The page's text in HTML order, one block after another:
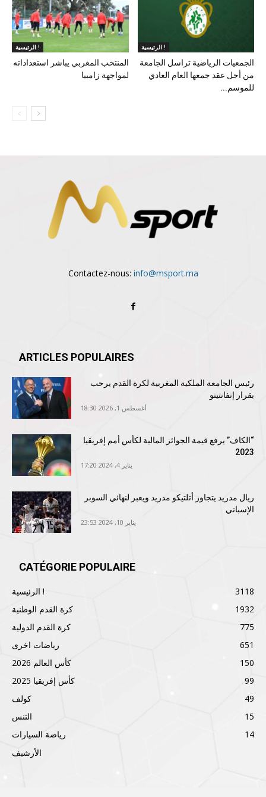
الرئيسية !
المنتخب المغربي يباشر استعداداته
لمواجهة زامبيا
الرئيسية !
الجمعيات الرياضية تراسل الجامعة
من أجل عقد جمعها العام العادي
للموسم...
Contactez-nous: info@msport.ma
ARTICLES POPULAIRES
رئيس الجامعة الملكية المغربية لكرة القدم يرحب
بقرار إنفانتينو
أغسطس 1, 2026 18:30
“الكاف” يرفع قيمة الجوائز المالية لكأس أمم إفريقيا
2023
يناير 4, 2024 17:20
ريال مدريد يتجاوز أتلتيكو مدريد ويعبر لنهائي السوبر
الإسباني
يناير 10, 2024 23:53
CATÉGORIE POPULAIRE
الرئيسية !
3118
كرة القدم الوطنية
1932
كرة القدم الدولية
775
رياضات اخرى
651
كأس العالم 2026
150
كأس إفريقيا 2025
99
كولف
49
التنس
15
رياضة السيارات
14
الأرشيف